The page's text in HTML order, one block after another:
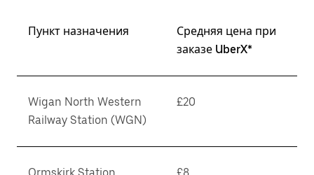
Пункт назначения
Средняя цена при
заказе UberX*
Wigan North Western
Railway Station (WGN)
£20